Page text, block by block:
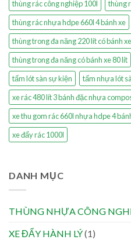
thùng rác công nghiệp 100l
thùng
thùng rác nhựa hdpe 660l 4 bánh xe
thùng trong đa năng 220 lít có bánh xe
thùng trong đa năng có bánh xe 80 lít
tấm lót sàn sự kiện
tấm nhựa lót
xe rác 480 lít 3 bánh đặc nhựa
xe thu gom rác 660l nhựa hdpe 4
xe đẩy rác 1000l
DANH MỤC
THÙNG NHỰA CÔNG
XE ĐẨY HÀNH LÝ(1)